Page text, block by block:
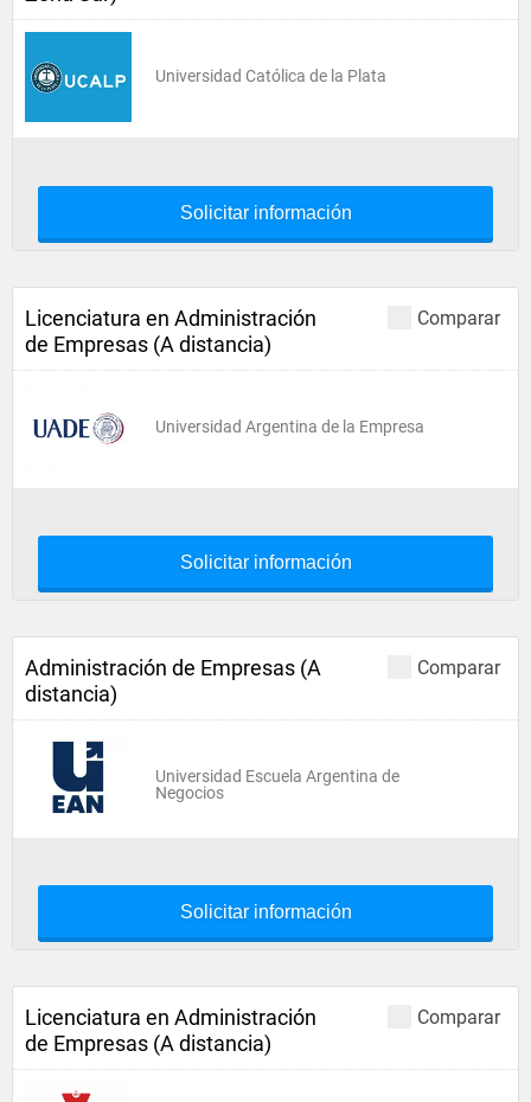
Universidad Católica de la Plata
Solicitar información
Comparar
Licenciatura en Administración
de Empresas (A distancia)
Universidad Argentina de la Empresa
Solicitar información
Comparar
Administración de Empresas (A
distancia)
Universidad Escuela Argentina de
Negocios
Solicitar información
Comparar
Licenciatura en Administración
de Empresas (A distancia)